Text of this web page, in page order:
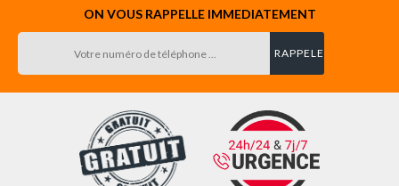
ON VOUS RAPPELLE IMMEDIATEMENT